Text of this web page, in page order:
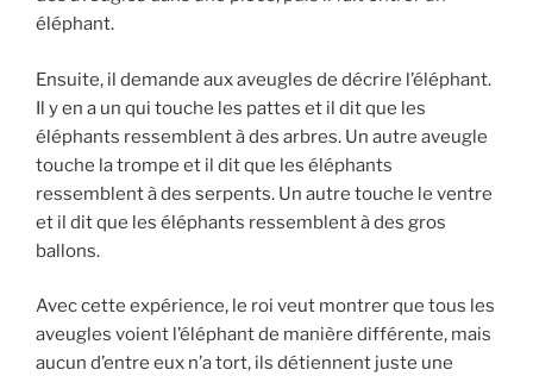
éléphant.
Ensuite, il demande aux aveugles de décrire l’éléphant.
Il y en a un qui touche les pattes et il dit que les
éléphants ressemblent à des arbres. Un autre aveugle
touche la trompe et il dit que les éléphants
ressemblent à des serpents. Un autre touche le ventre
et il dit que les éléphants ressemblent à des gros
ballons.
Avec cette expérience, le roi veut montrer que tous les
aveugles voient l’éléphant de manière différente, mais
aucun d’entre eux n’a tort, ils détiennent juste une